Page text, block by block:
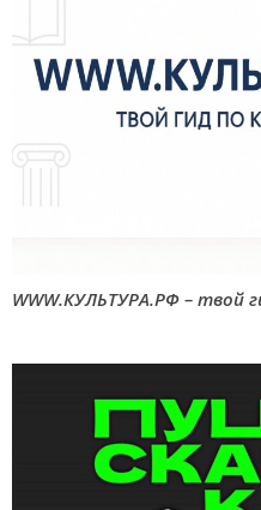
WWW.КУЛЬТУРА.РФ – твой